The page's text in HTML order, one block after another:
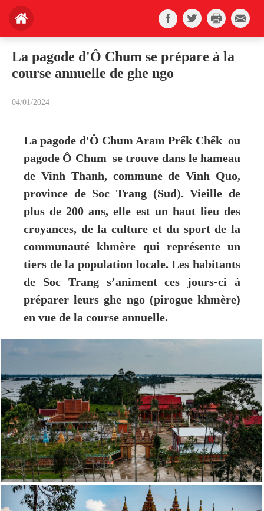
La pagode d'Ô Chum se prépare à la
course annuelle de ghe ngo
04/01/2024
La pagode d'Ô Chum Aram Prếk Chếk ou
pagode Ô Chum se trouve dans le hameau
de Vinh Thanh, commune de Vinh Quo,
province de Soc Trang (Sud). Vieille de
plus de 200 ans, elle est un haut lieu des
croyances, de la culture et du sport de la
communauté khmère qui représente un
tiers de la population locale. Les habitants
de Soc Trang s’animent ces jours-ci à
préparer leurs ghe ngo (pirogue khmère)
en vue de la course annuelle.